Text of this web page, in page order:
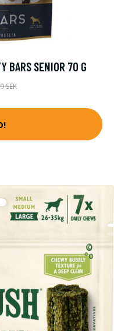
BARS SENIOR 70 G
SEK